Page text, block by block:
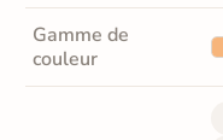
Gamme de
couleur